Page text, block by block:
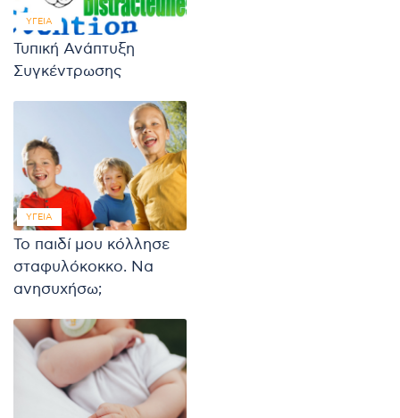
ΥΓΕΊΑ
Τυπική Ανάπτυξη
Συγκέντρωσης
ΥΓΕΊΑ
Το παιδί μου κόλλησε
σταφυλόκοκκο. Να
ανησυχήσω;